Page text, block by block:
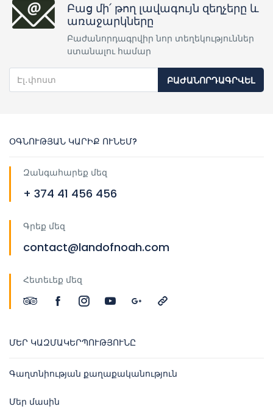
Բաց մի՛ թող լավագույն զեղչերը և
առաջարկները
Բաժանորդագրվիր նոր տեղեկություններ
ստանալու համար
ԲԱԺԱՆՈՐԴԱԳՐՎԵԼ
ՕԳՆՈՒԹՅԱՆ ԿԱՐԻՔ ՈՒՆԵՄ?
Զանգահարեք մեզ
+ 374 41 456 456
Գրեք մեզ
contact@landofnoah.com
Հետեւեք մեզ
ՄԵՐ ԿԱԶՄԱԿԵՐՊՈՒԹՅՈՒՆԸ
Գաղտնիության քաղաքականություն
Մեր մասին